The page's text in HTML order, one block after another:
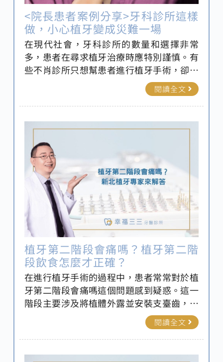
<院長患者案例分享>牙科診所這樣
做，小心植牙變成災難一場
在現代社會，牙科診所的數量和選擇非常
多，患者在尋求植牙治療時應特別謹慎。有
些不肖診所只想幫患者進行植牙手術，卻不
願意為患者進行療程的前置作業，患者可能
在口腔狀況不佳的情況下進行植牙，進而影
響後續使用壽命並引發各種後遺症。
閱讀全文
植牙第二階段會痛嗎？植牙第二階
段飲食怎麼才正確？
在進行植牙手術的過程中，患者常常對於植
牙第二階段會痛嗎這個問題感到疑惑。這一
階段主要涉及將植體外露並安裝支臺齒，許
多人擔心手術後的疼痛和不適。 除了疼痛，
植牙第二階段飲食也是患者需要特別注意的
部分，因為選擇合適的食物對於傷口的癒合
至關重要，今天跟著新莊植牙推薦-幸福三三
閱讀全文